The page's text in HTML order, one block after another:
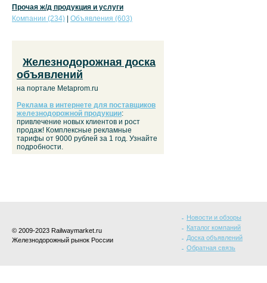
Прочая ж/д продукция и услуги
Компании (234)
Объявления (603)
Железнодорожная доска
объявлений
на портале Metaprom.ru
Реклама в интернете для поставщиков
железнодорожной продукции:
привлечение новых клиентов и рост
продаж! Комплексные рекламные
тарифы от 9000 рублей за 1 год. Узнайте
подробности.
© 2009-2023 Railwaymarket.ru
Железнодорожный рынок России
Новости и обзоры
Каталог компаний
Доска объявлений
Обратная связь